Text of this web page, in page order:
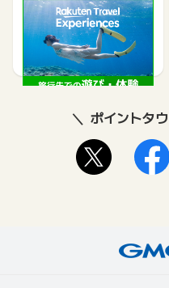
楽天トラベル観光体験
2.5%
ポイントタ